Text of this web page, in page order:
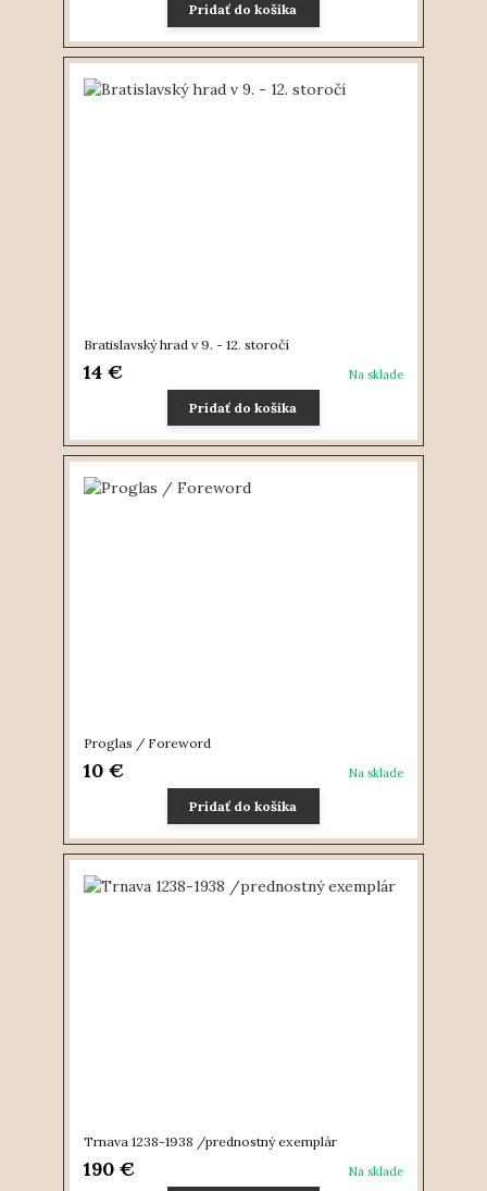
Pridať do košíka
Bratislavský hrad v 9. - 12. storočí
14 € Na sklade
Pridať do košíka
Proglas / Foreword
10 € Na sklade
Pridať do košíka
Trnava 1238-1938 /prednostný exemplár
190 € Na sklade